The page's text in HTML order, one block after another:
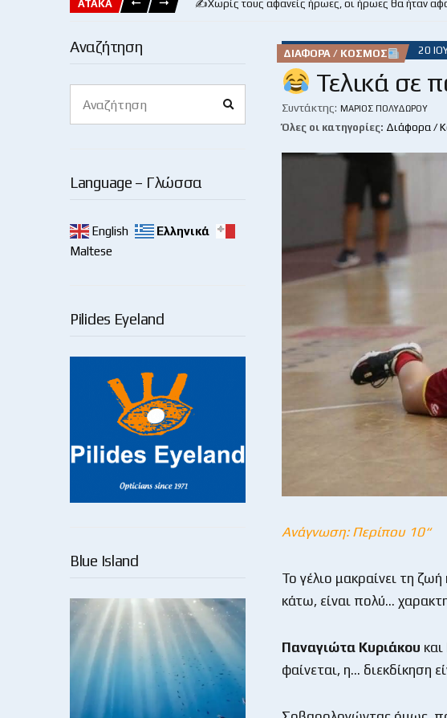
ΑΤΑΚΑ ✍️Χωρίς τους αφανείς ήρωες, οι ήρωες θα ήταν
Αναζήτηση
for:
Language – Γλώσσα
English
Ελληνικά
Maltese
Pilides Eyeland
Blue Island
ΔΙΆΦΟΡΑ / ΚΌΣΜΟΣ 20
Τελικά σε
Συντάκτης: ΜΆΡΙΟΣ ΠΟΛΥΔΏΡΟΥ
Όλες οι κατηγορίες: Διάφορα /
Ανάγνωση: Περίπου 10“
Το γέλιο μακραίνει τη
κάτω, είναι πολύ…
Παναγιώτα Κυριάκου και
φαίνεται, η… διεκδίκηση